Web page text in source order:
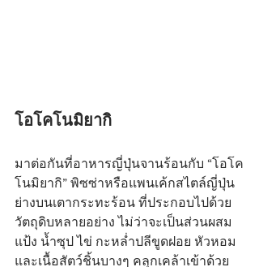
โอโคโนมิยากิ
มาต่อกันที่อาหารญี่ปุ่นจานร้อนกับ “โอโค
โนมิยากิ” พิซซ่าหรือแพนเค้กสไตล์ญี่ปุ่น
ย่างบนเตากระทะร้อน ที่ประกอบไปด้วย
วัตถุดิบหลายอย่าง ไม่ว่าจะเป็นส่วนผสม
แป้ง น้ำซุป ไข่ กะหล่ำปลีขูดฝอย หัวหอม
และเนื้อสัตว์ชิ้นบางๆ คลุกเคล้าเข้าด้วย